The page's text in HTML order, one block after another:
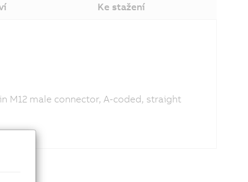
Ke stažení
M12 male connector, A-coded, straight